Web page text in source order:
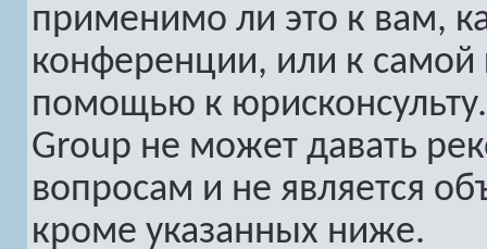
применимо ли это к вам,
конференции, или к самой
помощью к
Group не может давать
вопросам и не является
кроме указанных ниже.